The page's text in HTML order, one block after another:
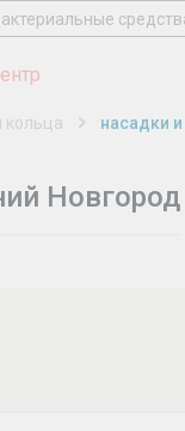
кольца насадки
Новгород